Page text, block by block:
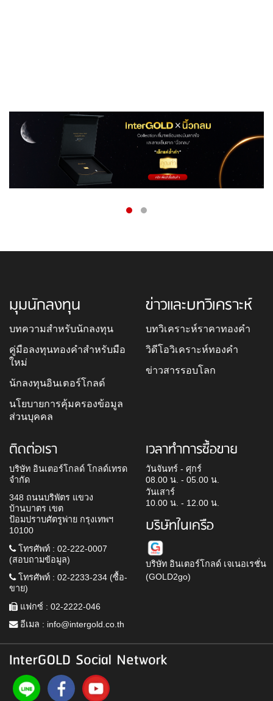
มุมนักลงทุน
บทความสำหรับนักลงทุน
คู่มือลงทุนทองคำสำหรับมือ
ใหม่
นักลงทุนอินเตอร์โกลด์
นโยบายการคุ้มครองข้อมูล
ส่วนบุคคล
ข่าวและบทวิเคราะห์
บทวิเคราะห์ราคาทองคำ
วิดีโอวิเคราะห์ทองคำ
ข่าวสารรอบโลก
ติดต่อเรา
บริษัท อินเตอร์โกลด์ โกลด์เทรด
จำกัด
348 ถนนบริพัตร แขวง
บ้านบาตร เขต
ป้อมปราบศัตรูพ่าย กรุงเทพฯ
10100
โทรศัพท์ : 02-222-0007
(สอบถามข้อมูล)
โทรศัพท์ : 02-2233-234 (ซื้อ-
ขาย)
แฟกซ์ : 02-2222-046
อีเมล : info@intergold.co.th
เวลาทำการซื้อขาย
วันจันทร์ - ศุกร์
08.00 น. - 05.00 น.
วันเสาร์
10.00 น. - 12.00 น.
บริษัทในเครือ
บริษัท อินเตอร์โกลด์ เจเนอเรชั่น
(GOLD2go)
InterGOLD Social Network